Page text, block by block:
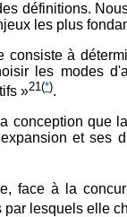
définitions.
les plus
à
les modes
»21(*).
conception que
et ses
face à la
lesquels elle